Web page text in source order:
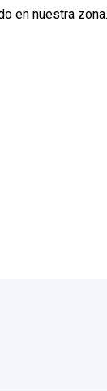
en nuestra zona.